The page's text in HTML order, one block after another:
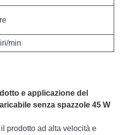
min
e applicazione del
senza spazzole 45 W
prodotto ad alta velocità e